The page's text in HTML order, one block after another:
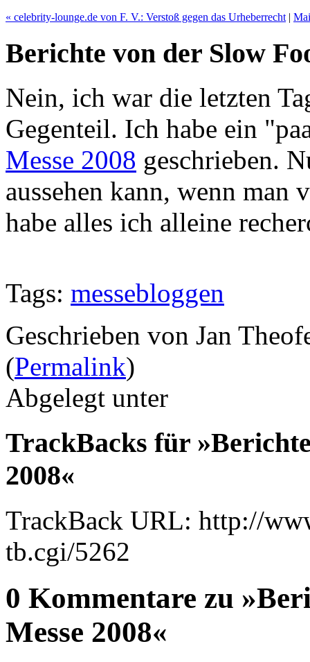
« celebrity-lounge.de von F. V.: Verstoß gegen das Urheberrecht |
Berichte von der Slow
Nein, ich war die letzten
Gegenteil. Ich habe ein
Messe 2008 geschrieben.
aussehen kann, wenn man
habe alles ich alleine
Tags: messebloggen
Geschrieben von Jan
(Permalink)
Abgelegt unter
TrackBacks für
2008«
TrackBack URL: http://
tb.cgi/5262
0 Kommentare zu
Messe 2008«